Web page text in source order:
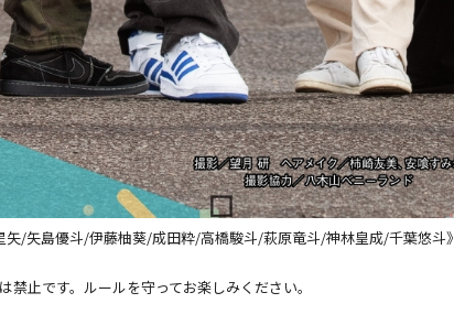
矢/矢島優斗/伊藤柚葵/成田粋/高橋駿斗/萩原竜斗/神林皇成/千葉悠斗》
止です。ルールを守ってお楽しみください。